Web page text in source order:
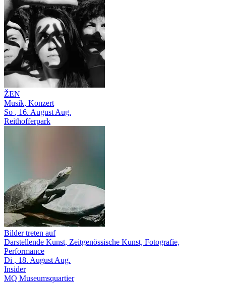
ŽEN
Musik, Konzert
So , 16. August Aug.
Reithofferpark
Bilder treten auf
Darstellende Kunst, Zeitgenössische Kunst, Fotografie,
Performance
Di , 18. August Aug.
Insider
MQ Museumsquartier